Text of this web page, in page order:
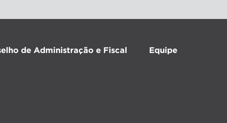
de Administração e Fiscal Equipe